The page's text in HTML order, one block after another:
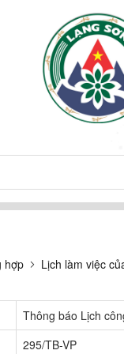
dân - Doanh nghiệp
hợp Lịch làm việc
Thông báo Lịch
295/TB-VP